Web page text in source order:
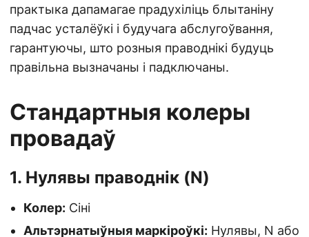
практыка дапамагае прадухіліць блытаніну
падчас усталёўкі і будучага абслугоўвання,
гарантуючы, што розныя праводнікі будуць
правільна вызначаны і падключаны.
Стандартныя колеры
провадаў
1. Нулявы праводнік (N)
Колер: Сіні
Альтэрнатыўныя маркіроўкі: Нулявы, N або